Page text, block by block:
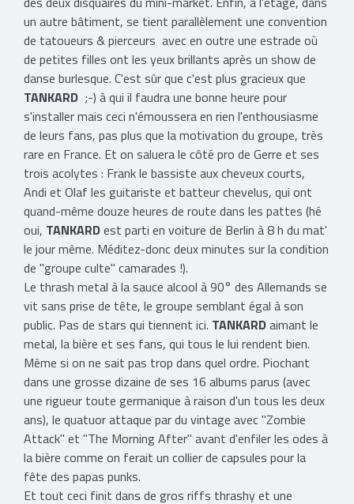
un autre bâtiment, se tient parallèlement une convention
de tatoueurs & pierceurs avec en outre une estrade où
de petites filles ont les yeux brillants après un show de
danse burlesque. C'est sûr que c'est plus gracieux que
TANKARD ;-) à qui il faudra une bonne heure pour
s'installer mais ceci n'émoussera en rien l'enthousiasme
de leurs fans, pas plus que la motivation du groupe, très
rare en France. Et on saluera le côté pro de Gerre et ses
trois acolytes : Frank le bassiste aux cheveux courts,
Andi et Olaf les guitariste et batteur chevelus, qui ont
quand-même douze heures de route dans les pattes (hé
oui, TANKARDest parti en voiture de Berlin à 8 h du mat'
le jour même. Méditez-donc deux minutes sur la condition
de "groupe culte" camarades !).
Le thrash metal à la sauce alcool à 90° des Allemands se
vit sans prise de tête, le groupe semblant égal à son
public. Pas de stars qui tiennent ici. TANKARDaimant le
metal, la bière et ses fans, qui tous le lui rendent bien.
Même si on ne sait pas trop dans quel ordre. Piochant
dans une grosse dizaine de ses 16 albums parus (avec
une rigueur toute germanique à raison d'un tous les deux
ans), le quatuor attaque par du vintage avec "Zombie
Attack" et "The Morning After" avant d'enfiler les odes à
la bière comme on ferait un collier de capsules pour la
fête des papas punks.
Et tout ceci finit dans de gros riffs thrashy et une